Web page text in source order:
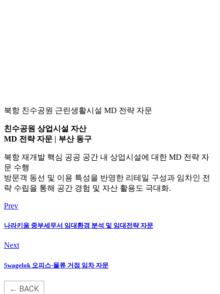
북항 친수공원 근린생활시설 MD 전략 자문
친수공원 상업시설 자산
MD 전략 자문 | 부산 동구
북항 재개발 핵심 공공 공간 내 상업시설에 대한 MD 전략 자
문 수행
방문객 동선 및 이용 특성을 반영한 리테일 구성과 임차인 전
략 수립을 통해 공간 경험 및 자산 활용도 극대화.
Prev
나라키움 중부세무서 임대환경 분석 및 임대전략 자문
Next
Swagelok 오피스·물류 거점 임차 자문
← BACK